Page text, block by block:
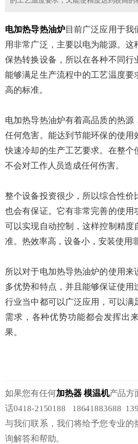
电加热导热油炉目前广泛应用于我
用非常广泛，主要以电为能源。这
保热转换设备，所以在各种不同行
能够满足生产流程中的工艺温度要
高的标准。
电加热导热油炉有着高品质的热源
任何危害。能达到节能环保的使用
快速冷却的生产工艺要求。在整个
不会对工作人员造成任何伤害。
整个设备投资很少，所以综合性价
也会有保证。它有非常完善的使用
可以实现自动控制，这样控制精度
准。热效率高，设备小，安装使用
所以对于电加热导热油炉的使用来
多优势和特点，并且能够保证使用
行业当中都可以广泛应用，可以满
需求，各种优势功能都会发挥出
果。
如果您有任何加热器 模温机产品方
话0418-2150188 18641883688
与我们联系，我们将给予您专业的
询解答和帮助。